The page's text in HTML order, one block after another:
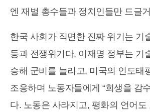
엔 재벌 총수들과 정치인들만 드글
한국 사회가 직면한 진짜 위기는 기
등과 전쟁위기다. 이재명 정부는 기
승해 군비를 늘리고, 미국의 인도태
조응하며 노동자들에게 “희생을 감
다. 노동은 사라지고, 평화의 언어도